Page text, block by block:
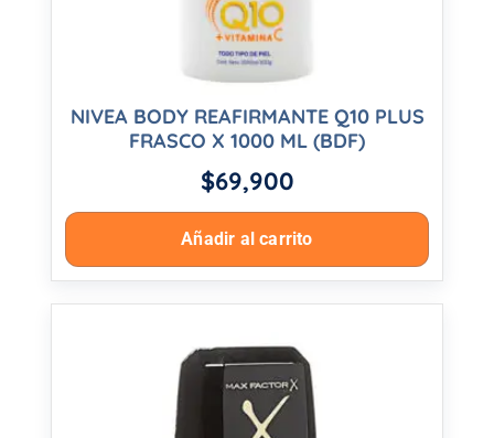
NIVEA BODY REAFIRMANTE Q10 PLUS
FRASCO X 1000 ML (BDF)
$69,900
Añadir al carrito